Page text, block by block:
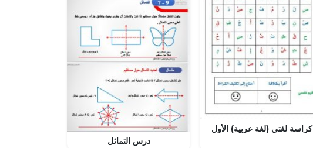
كراسة لغتي (لغة عربية) الأول
درس التماثل